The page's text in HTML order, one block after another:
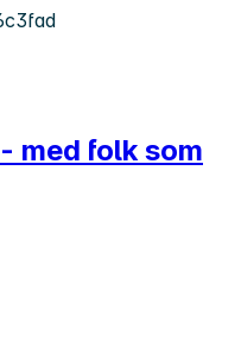
med folk som